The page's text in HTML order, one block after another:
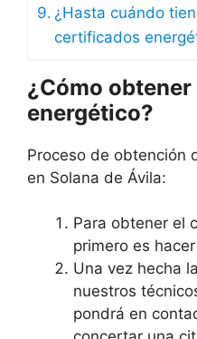
¿Hasta cuándo
certificados
¿Cómo
energético?
Proceso de obtención
en Solana de Ávila:
Para obtener el
primero es
Una vez hecha
nuestros
pondrá en